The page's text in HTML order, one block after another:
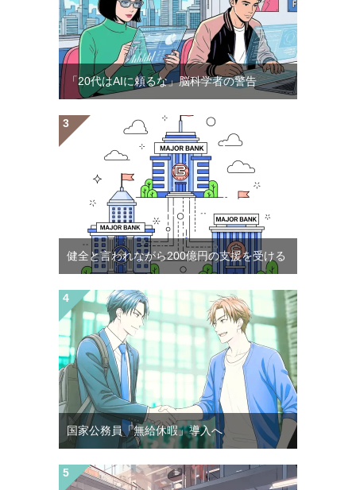
「20代はAIに頼るな」脳科学者の警告
健全と言われながら200億円の支援を受ける
国家公務員「無給休暇」導入へ